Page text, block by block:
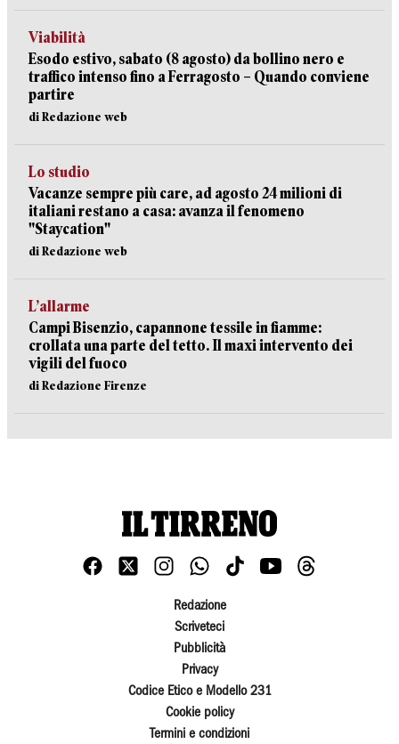
Viabilità
Esodo estivo, sabato (8 agosto) da bollino nero e
traffico intenso fino a Ferragosto – Quando conviene
partire
di Redazione web
Lo studio
Vacanze sempre più care, ad agosto 24 milioni di
italiani restano a casa: avanza il fenomeno
"Staycation"
di Redazione web
L’allarme
Campi Bisenzio, capannone tessile in fiamme:
crollata una parte del tetto. Il maxi intervento dei
vigili del fuoco
di Redazione Firenze
Redazione
Scriveteci
Pubblicità
Privacy
Codice Etico e Modello 231
Cookie policy
Termini e condizioni